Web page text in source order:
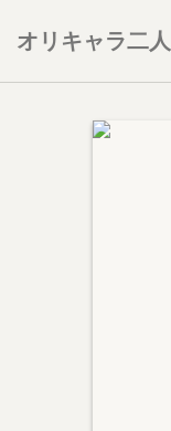
オリキャラ二人